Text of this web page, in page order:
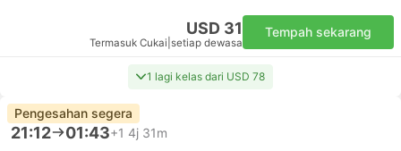
USD 31
Termasuk Cukai setiap dewasa
Tempah sekarang
1 lagi kelas dari USD 78
Pengesahan segera
21:12 01:43+1 4j 31m